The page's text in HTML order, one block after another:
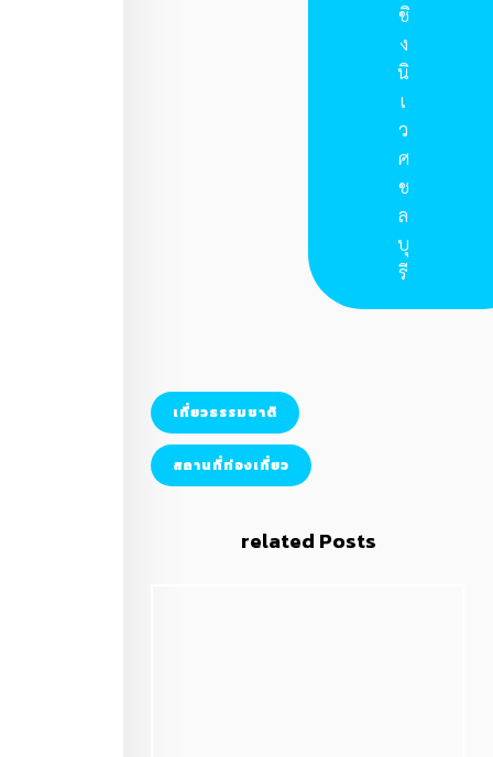
ชิ
ง
นิ
เ
ว
ศ
ช
ล
บุ
รี
เที่ยวธรรมชาติ
สถานที่ท่องเที่ยว
related Posts